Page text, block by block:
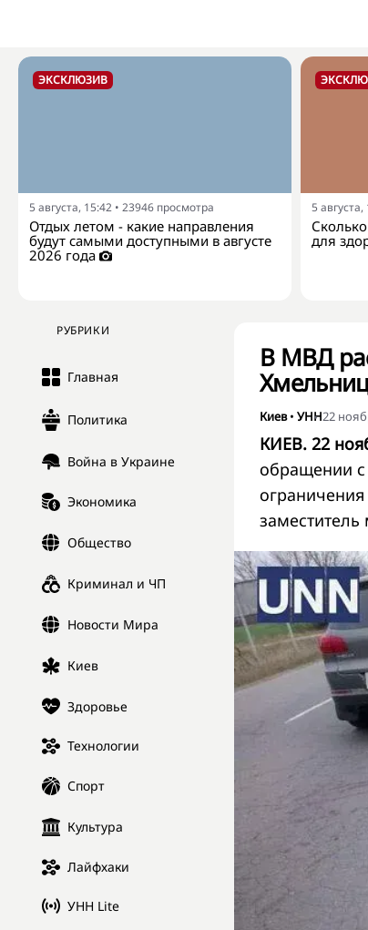
ЭКСКЛЮЗИВ
5 августа, 15:42 • 23946 просмотра
Отдых летом - какие направления
будут самыми доступными в августе
2026 года
5 августа,
для
РУБРИКИ
Главная
Политика
Война в Украине
Экономика
Общество
Криминал и ЧП
Новости Мира
Киев
Здоровье
Технологии
Спорт
Культура
Лайфхаки
УНН Lite
В МВД
Киев• УНН22
КИЕВ. 22
обращении с